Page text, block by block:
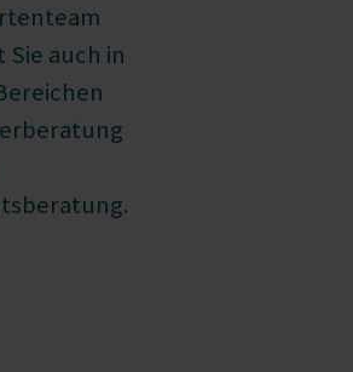
Sie auch in